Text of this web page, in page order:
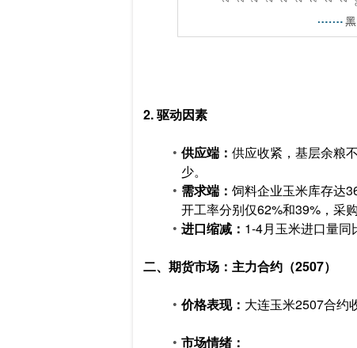
2. 驱动因素
供应端： 供应收紧，基层余粮
少。
需求端： 饲料企业玉米库存达
开工率分别仅62%和39%，采
进口缩减： 1-4月玉米进口量同
二、期货市场：主力合约（2507）
价格表现： 大连玉米2507合约
市场情绪：